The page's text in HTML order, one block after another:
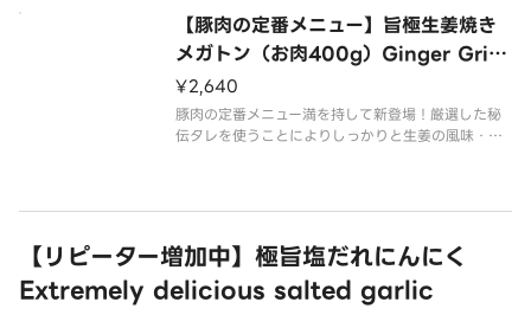
※肉の容量は調理前でのグラム表記となります。
【豚肉の定番メニュー】旨極生姜焼き
メガトン（お肉400g）Ginger Grille
d Megaton （400g of meat）
¥2,640
豚肉の定番メニュー満を持して新登場！厳選した秘
伝タレを使うことによりしっかりと生姜の風味・ほ
【リピーター増加中】極旨塩だれにんにく
Extremely delicious salted garlic